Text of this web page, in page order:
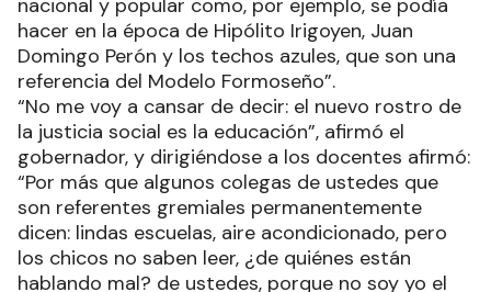
nacional y popular como, por ejemplo, se podía
hacer en la época de Hipólito Irigoyen, Juan
Domingo Perón y los techos azules, que son una
referencia del Modelo Formoseño”.
“No me voy a cansar de decir: el nuevo rostro de
la justicia social es la educación”, afirmó el
gobernador, y dirigiéndose a los docentes afirmó:
“Por más que algunos colegas de ustedes que
son referentes gremiales permanentemente
dicen: lindas escuelas, aire acondicionado, pero
los chicos no saben leer, ¿de quiénes están
hablando mal? de ustedes, porque no soy yo el